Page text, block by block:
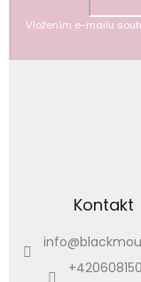
Vložením e-mailu
Kontakt
info@